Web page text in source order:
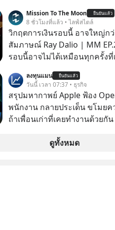
#SCBThailand สามารถดูคลิปที่ youtube ประกอบ
ได้ที่ link : https://youtube.com/shorts/-
xU9gYcfVJk?feature=share
Mission To The Moon ยืนยันแล้ว
8 ชั่วโมงที่แล้ว • ไลฟ์สไตล์
วิกฤตการเงินรอบนี้ อาจใหญ่
สัมภาษณ์ Ray Dalio | MM
รอบนี้อาจไม่ได้เหมือนทุกครั้งที่เ
ต่อหลายครั้ง ออกมาส่งสัญญาณเ
ลูกใหม่ที่กำลังก่อตัวขึ้น จาก "ร
มหาศาล" ผสานเข้ากับ "ฟองส
กำลังแห่ไล่ราคาอย่างบ้าคลั่ง บทเรียนจาก
กำลังจะเปลี่ยนมือไปในทิศทางไ
รับมืออย่างไรก่อนที่ทุกอย่างจะ
ลงทุนแมน ยืนยันแล้ว
วันนี้ เวลา 07:37 • ธุรกิจ
สรุปมหากาพย์ Apple ฟ้อง
พนักงาน กลายประเด็น ขโมย
ถ้าเพื่อนเก่าที่เคยทำงานด้วยกั
ดูทั้งหมด